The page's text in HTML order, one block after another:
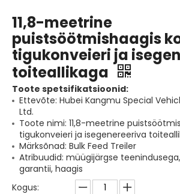
11,8-meetrine
puistsöötmishaagis
tigukonveieri ja
toiteallikaga
Toote spetsifikatsioonid:
Ettevõte: Hubei Kangmu Special
Ltd.
Toote nimi: 11,8-meetrine
tigukonveieri ja isegenereeriva
Märksõnad: Bulk Feed Treiler
Atribuudid: müügijärgse
garantii, haagis
Kogus: